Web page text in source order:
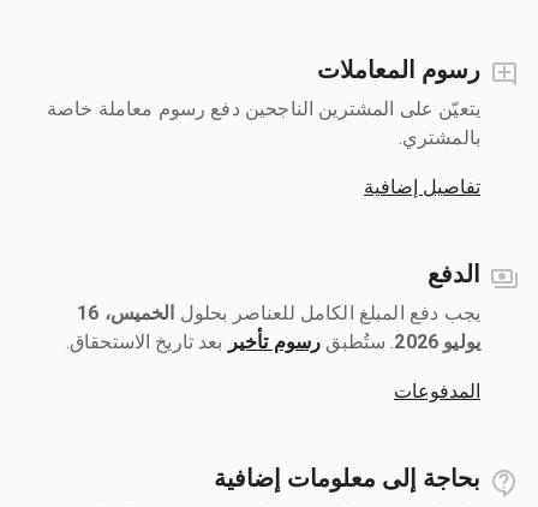
رسوم المعاملات
يتعيّن على المشترين الناجحين دفع رسوم معاملة خاصة
بالمشتري.
تفاصيل إضافية
الدفع
يجب دفع المبلغ الكامل للعناصر بحلول ‎
الخميس، 16
يوليو 2026
رسوم تأخير بعد تاريخ الاستحقاق.
المدفوعات
بحاجة إلى معلومات إضافية